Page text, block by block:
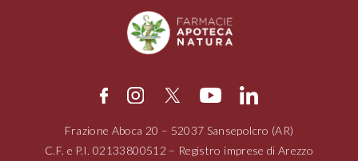
Frazione Aboca 20 – 52037 Sansepolcro (AR)
C.F. e P.I.02133800512 – Registro imprese di Arezzo